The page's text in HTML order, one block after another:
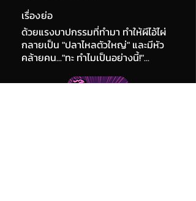
เรื่องย่อ
ด้วยแรงบาปกรรมที่ทำมา ทำให้ผีไอ้ไผ่
กลายเป็น "ปลาไหลตัวใหญ่" และมีหัว
คล้ายคน..."ทะ ทำไมเป็นอย่างนี้!"...